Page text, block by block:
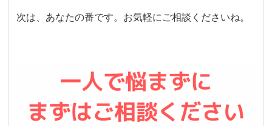
次は、あなたの番です。お気軽にご相談くださいね。